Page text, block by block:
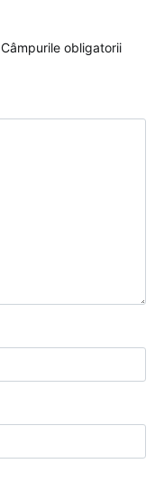
Câmpurile obligatorii